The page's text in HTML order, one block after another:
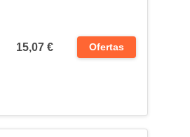
15,07 € Ofertas